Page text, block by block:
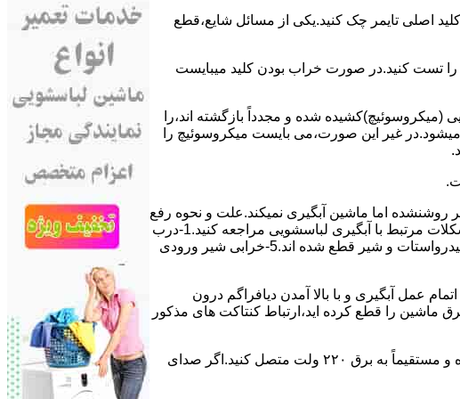
ﮐﻠﯿﺪ اﺻﻠﯽ ﺗﺎﯾﻤﺮ چک کنید.یکی از مسائل شایع،ﻗﻄﻊ
را ﺗﺴﺖ ﮐﻨﯿﺪ.در ﺻﻮرت ﺧﺮاب ﺑﻮدن ﮐﻠﯿﺪ میبایست
شده و مجدداً بازگشته اند،را
ﻏﯿﺮ اﯾﻦ ﺻﻮرت،می بایست ﻣﯿﮑﺮوﺳﻮﺋﯿﭻ را
روشنشده اﻣﺎ ﻣﺎﺷﯿﻦ آﺑﮕﯿﺮی نمیکند.ﻋﻠﺖ و نحوه رﻓﻊ
مشکل:آبگیری کند ماشین لباسشویی و یا آبگیر نکردن آن می تواند دلایل متفاوتی داشته باشد.برای مطالعه بیشتر می توانید به مشکلات مرتبط با آبگیری لباسشویی مراجعه کنید.1-درب
ﻣﺎﺷﯿﻦ ﺑﺎز اﺳﺖ.2-ﻣﯿﮑﺮوﺳﻮﺋﯿﭻ ﺧﺮاب اﺳﺖ.3-ﻫﯿﺪرواﺳﺘﺎت ﺧﺮاب اﺳﺖ.4-سیمهای راﺑﻂ ﺑﯿﻦ ﮐﻠﯿﺪ ﺗﺎﯾﻤﺮ لباسشویی،ﻣﯿﮑﺮوﺳﻮﺋﯿﭻ،ﻫﯿﺪرواﺳﺘﺎت و ﺷﯿﺮ ﻗﻄﻊ ﺷﺪه اند.5-خرابی شیر ورودی
ﻫﯿﺪرواﺳﺘﺎت ﺧﺮاب اﺳﺖ.نحوه رﻓﻊ:ﭘﺲ از اﺗﻤﺎم عمل آﺑﮕﯿﺮی و ﺑﺎ ﺑﺎﻻ آﻣﺪن دﯾﺎﻓﺮاﮔﻢ درون
ﺑﺮق ﻣﺎﺷﯿﻦ را ﻗﻄﻊ کرده اید،ارﺗﺒﺎط ﮐﻨﺘﺎﮐﺖ ﻫﺎی ﻣﺬﮐﻮر
۲٫ ﻣﻮﺗﻮر ﺗﺎﯾﻤﺮ لباسشویی ﺳﻮﺧﺘﻪ اﺳﺖ.نحوه رﻓﻊ:سیمهای ﺑﻮﺑﯿﻦ ﻣﻮﺗﻮر ﺗﺎﯾﻤﺮ ماشین لباسشویی را از ﺳﺎﯾﺮ قسمتهای ﻣﺪار ﺟﺪا کرده و مستقیماً ﺑﻪ برق ۲۲۰ وﻟﺖ ﻣﺘﺼﻞ کنید.اﮔﺮ ﺻﺪای